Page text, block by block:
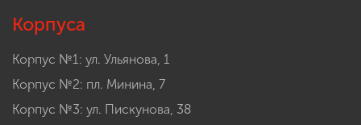
Корпуса
Корпус №1: ул. Ульянова, 1
Корпус №2: пл. Минина, 7
Корпус №3: ул. Пискунова, 38